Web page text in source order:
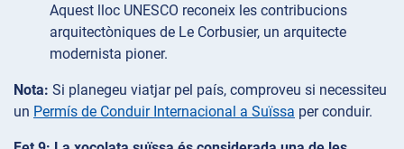
Aquest lloc UNESCO reconeix les contribucions
arquitectòniques de Le Corbusier, un arquitecte
modernista pioner.
Nota: Si planegeu viatjar pel país, comproveu si necessiteu
un Permís de Conduir Internacional a Suïssa per conduir.